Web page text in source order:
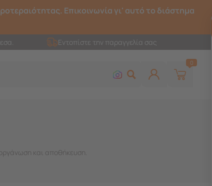
Επικοινωνία γι' αυτό το διάστημα
Εντοπίστε την παραγγελία σας
0
και αποθήκευση.